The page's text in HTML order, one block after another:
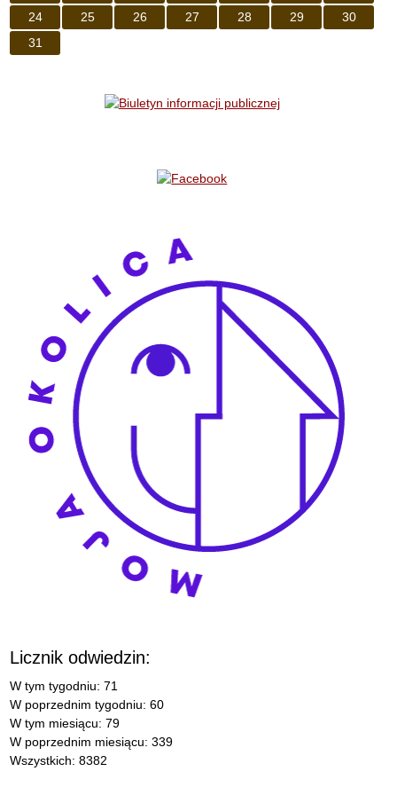
24
25 26 27 28 29
30
31
Bannery boczne
Licznik odwiedzin:
W tym tygodniu: 71
W poprzednim tygodniu: 60
W tym miesiącu: 79
W poprzednim miesiącu: 339
Wszystkich: 8382